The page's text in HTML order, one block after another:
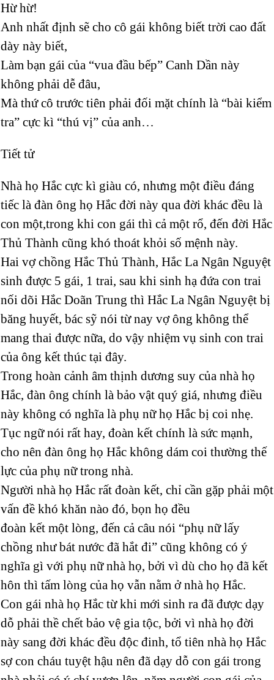
Hừ hừ!
Anh nhất định sẽ cho cô gái không biết trời cao đất
dày này biết,
Làm bạn gái của “vua đầu bếp” Canh Dần này
không phải dễ đâu,
Mà thứ cô trước tiên phải đối mặt chính là “bài kiểm
tra” cực kì “thú vị” của anh…
Tiết tử
Nhà họ Hắc cực kì giàu có, nhưng một điều đáng
tiếc là đàn ông họ Hắc đời này qua đời khác đều là
con một,trong khi con gái thì cả một rổ, đến đời Hắc
Thủ Thành cũng khó thoát khỏi số mệnh này.
Hai vợ chồng Hắc Thủ Thành, Hắc La Ngân Nguyệt
sinh được 5 gái, 1 trai, sau khi sinh hạ đứa con trai
nối dõi Hắc Doãn Trung thì Hắc La Ngân Nguyệt bị
băng huyết, bác sỹ nói từ nay vợ ông không thể
mang thai được nữa, do vậy nhiệm vụ sinh con trai
của ông kết thúc tại đây.
Trong hoàn cảnh âm thịnh dương suy của nhà họ
Hắc, đàn ông chính là bảo vật quý giá, nhưng điều
này không có nghĩa là phụ nữ họ Hắc bị coi nhẹ.
Tục ngữ nói rất hay, đoàn kết chính là sức mạnh,
cho nên đàn ông họ Hắc không dám coi thường thế
lực của phụ nữ trong nhà.
Người nhà họ Hắc rất đoàn kết, chỉ cần gặp phải một
vấn đề khó khăn nào đó, bọn họ đều
đoàn kết một lòng, đến cả câu nói “phụ nữ lấy
chồng như bát nước đã hắt đi” cũng không có ý
nghĩa gì với phụ nữ nhà họ, bởi vì dù cho họ đã kết
hôn thì tấm lòng của họ vẫn nằm ở nhà họ Hắc.
Con gái nhà họ Hắc từ khi mới sinh ra đã được dạy
dỗ phải thề chết bảo vệ gia tộc, bởi vì nhà họ đời
này sang đời khác đều độc đinh, tổ tiên nhà họ Hắc
sợ con cháu tuyệt hậu nên đã dạy dỗ con gái trong